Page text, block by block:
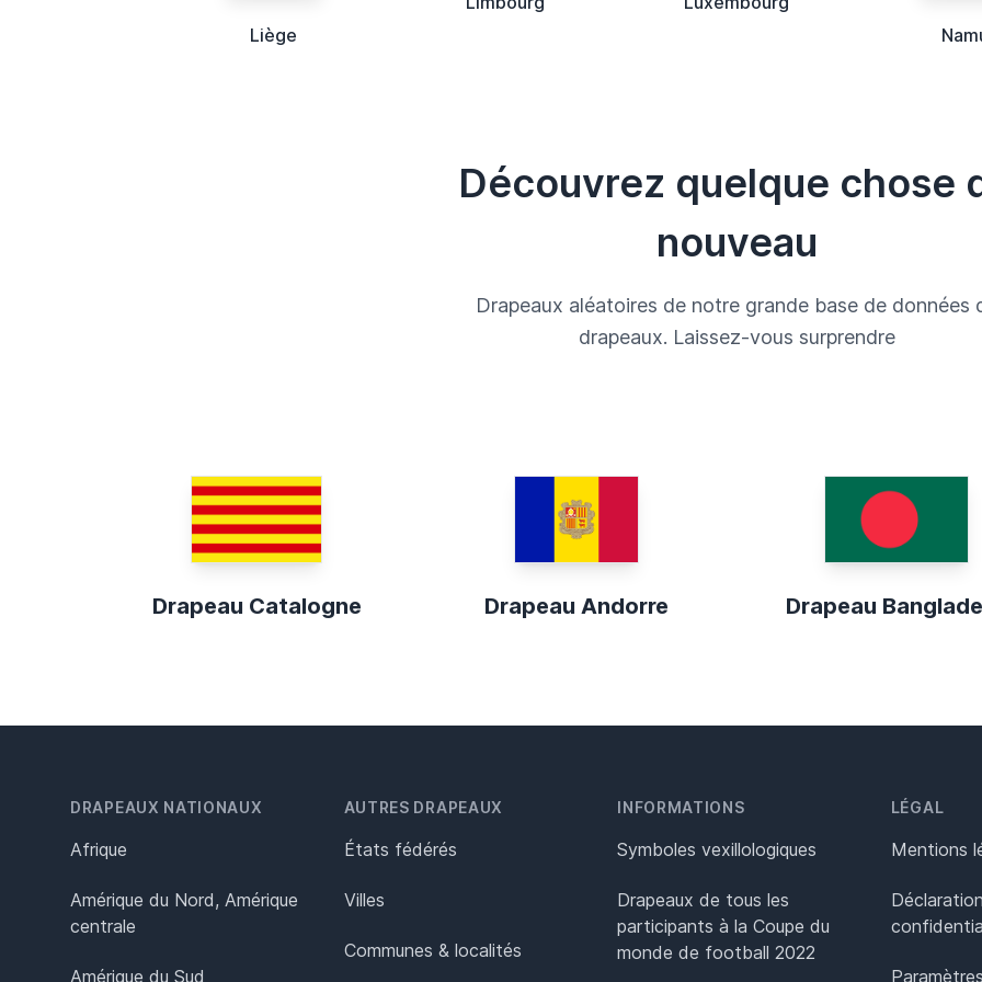
Liège
Découvrez quelque chose
nouveau
Drapeaux aléatoires de notre grande base de données
drapeaux. Laissez-vous surprendre
Drapeau Catalogne Drapeau Andorre Drapeau
DRAPEAUX NATIONAUX
Afrique
Amérique du Nord, Amérique
centrale
Amérique du Sud
AUTRES DRAPEAUX
États fédérés
Villes
Communes & localités
INFORMATIONS
Symboles vexillologiques
Drapeaux de tous les
participants à la Coupe du
monde de football 2022
LÉGAL
Mentions